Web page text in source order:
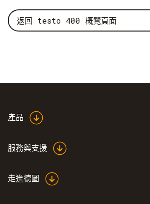
返回 testo 400 概覽頁面
產品
服務與支援
走進德圖